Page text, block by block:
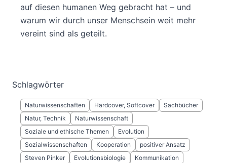
auf diesen humanen Weg gebracht hat – und
warum wir durch unser Menschsein weit mehr
vereint sind als geteilt.
Schlagwörter
Naturwissenschaften Hardcover, Softcover
Sachbücher
Natur, Technik
Naturwissenschaft
Soziale und ethische Themen
Evolution
Sozialwissenschaften
Kooperation
positiver Ansatz
Steven Pinker
Evolutionsbiologie Kommunikation